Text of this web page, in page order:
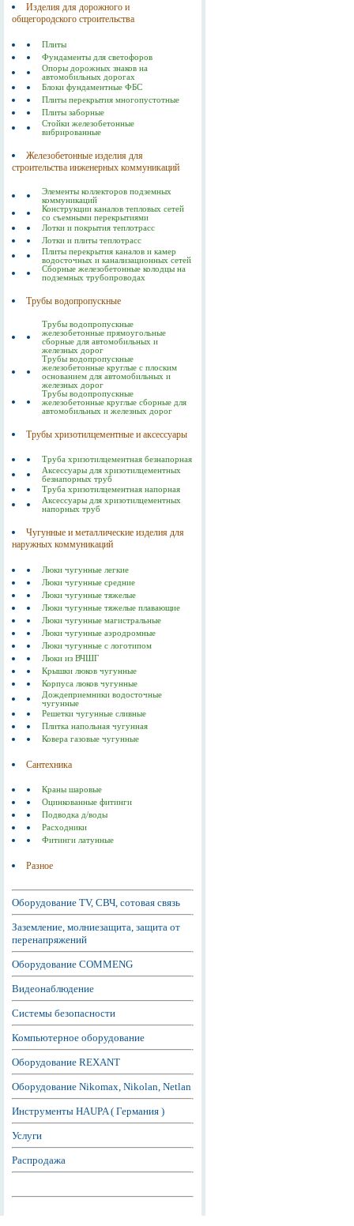
Изделия для дорожного и
общегородского строительства
Плиты
Фундаменты для светофоров
Опоры дорожных знаков на
автомобильных дорогах
Блоки фундаментные ФБС
Плиты перекрытия многопустотные
Плиты заборные
Стойки железобетонные
вибрированные
Железобетонные изделия для
строительства инженерных коммуникаций
Элементы коллекторов подземных
коммуникаций
Конструкции каналов тепловых сетей
со съемными перекрытиями
Лотки и покрытия теплотрасс
Лотки и плиты теплотрасс
Плиты перекрытия каналов и камер
водосточных и канализационных сетей
Сборные железобетонные колодцы на
подземных трубопроводах
Трубы водопропускные
Трубы водопропускные
железобетонные прямоугольные
сборные для автомобильных и
железных дорог
Трубы водопропускные
железобетонные круглые с плоским
основанием для автомобильных и
железных дорог
Трубы водопропускные
железобетонные круглые сборные для
автомобильных и железных дорог
Трубы хризотилцементные и аксессуары
Труба хризотилцементная безнапорная
Аксессуары для хризотилцементных
безнапорных труб
Труба хризотилцементная напорная
Аксессуары для хризотилцементных
напорных труб
Чугунные и металлические изделия для
наружных коммуникаций
Люки чугунные легкие
Люки чугунные средние
Люки чугунные тяжелые
Люки чугунные тяжелые плавающие
Люки чугунные магистральные
Люки чугунные аэродромные
Люки чугунные с логотипом
Люки из ВЧШГ
Крышки люков чугунные
Корпуса люков чугунные
Дождеприемники водосточные
чугунные
Решетки чугунные сливные
Плитка напольная чугунная
Ковера газовые чугунные
Сантехника
Краны шаровые
Оцинкованные фитинги
Подводка д/воды
Расходники
Фитинги латунные
Разное
Оборудование TV, СВЧ, сотовая связь
Заземление, молниезащита, защита от
перенапряжений
Оборудование COMMENG
Видеонаблюдение
Системы безопасности
Компьютерное оборудование
Оборудование REXANT
Оборудование Nikomax, Nikolan, Netlan
Инструменты HAUPA ( Германия )
Услуги
Распродажа